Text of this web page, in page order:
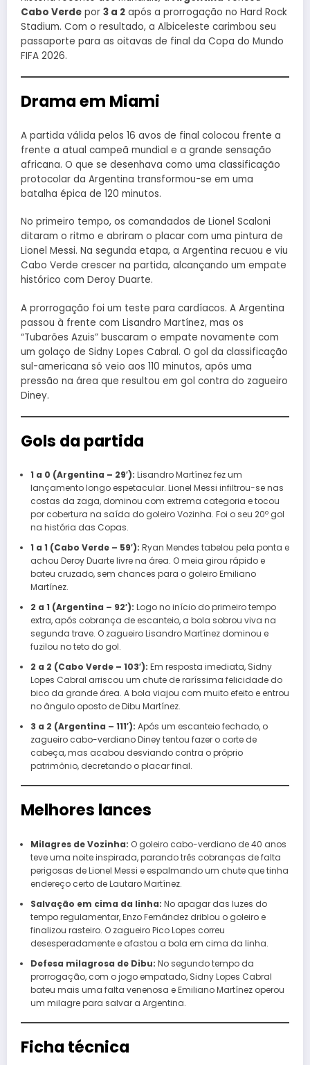
Cabo Verde por 3 a 2 após a prorrogação no Hard Rock
Stadium. Com o resultado, a Albiceleste carimbou seu
passaporte para as oitavas de final da Copa do Mundo
FIFA 2026.
Drama em Miami
A partida válida pelos 16 avos de final colocou frente a
frente a atual campeã mundial e a grande sensação
africana. O que se desenhava como uma classificação
protocolar da Argentina transformou-se em uma
batalha épica de 120 minutos.
No primeiro tempo, os comandados de Lionel Scaloni
ditaram o ritmo e abriram o placar com uma pintura de
Lionel Messi. Na segunda etapa, a Argentina recuou e viu
Cabo Verde crescer na partida, alcançando um empate
histórico com Deroy Duarte.
A prorrogação foi um teste para cardíacos. A Argentina
passou à frente com Lisandro Martínez, mas os
“Tubarões Azuis” buscaram o empate novamente com
um golaço de Sidny Lopes Cabral. O gol da classificação
sul-americana só veio aos 110 minutos, após uma
pressão na área que resultou em gol contra do zagueiro
Diney.
Gols da partida
1 a 0 (Argentina – 29′): Lisandro Martínez fez um
lançamento longo espetacular. Lionel Messi infiltrou-se nas
costas da zaga, dominou com extrema categoria e tocou
por cobertura na saída do goleiro Vozinha. Foi o seu 20º gol
na história das Copas.
1 a 1 (Cabo Verde – 59′): Ryan Mendes tabelou pela ponta e
achou Deroy Duarte livre na área. O meia girou rápido e
bateu cruzado, sem chances para o goleiro Emiliano
Martínez.
2 a 1 (Argentina – 92′): Logo no início do primeiro tempo
extra, após cobrança de escanteio, a bola sobrou viva na
segunda trave. O zagueiro Lisandro Martínez dominou e
fuzilou no teto do gol.
2 a 2 (Cabo Verde – 103′): Em resposta imediata, Sidny
Lopes Cabral arriscou um chute de raríssima felicidade do
bico da grande área. A bola viajou com muito efeito e entrou
no ângulo oposto de Dibu Martínez.
3 a 2 (Argentina – 111′): Após um escanteio fechado, o
zagueiro cabo-verdiano Diney tentou fazer o corte de
cabeça, mas acabou desviando contra o próprio
patrimônio, decretando o placar final.
Melhores lances
Milagres de Vozinha: O goleiro cabo-verdiano de 40 anos
teve uma noite inspirada, parando três cobranças de falta
perigosas de Lionel Messi e espalmando um chute que tinha
endereço certo de Lautaro Martínez.
Salvação em cima da linha: No apagar das luzes do
tempo regulamentar, Enzo Fernández driblou o goleiro e
finalizou rasteiro. O zagueiro Pico Lopes correu
desesperadamente e afastou a bola em cima da linha.
Defesa milagrosa de Dibu: No segundo tempo da
prorrogação, com o jogo empatado, Sidny Lopes Cabral
bateu mais uma falta venenosa e Emiliano Martínez operou
um milagre para salvar a Argentina.
Ficha técnica